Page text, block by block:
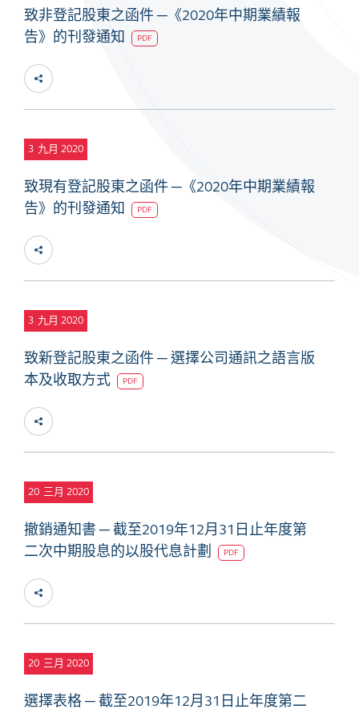
致非登記股東之函件 ─《2020年中期業績報
告》的刊發通知
PDF
3 九月 2020
致現有登記股東之函件 ─《2020年中期業績報
告》的刊發通知
PDF
3 九月 2020
致新登記股東之函件 ─ 選擇公司通訊之語言版
本及收取方式
PDF
20 三月 2020
撤銷通知書 ─ 截至2019年12月31日止年度第
二次中期股息的以股代息計劃
PDF
20 三月 2020
選擇表格 ─ 截至2019年12月31日止年度第二